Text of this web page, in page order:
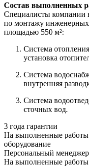
Состав выполненных
Специалисты компании
по монтажу инженерных
площадью 550 м²:
Система
установка
Система
внутренняя
Система
сточных вод.
3 года гарантии
На выполненные
оборудование
Персональный менеджер
На выполненные